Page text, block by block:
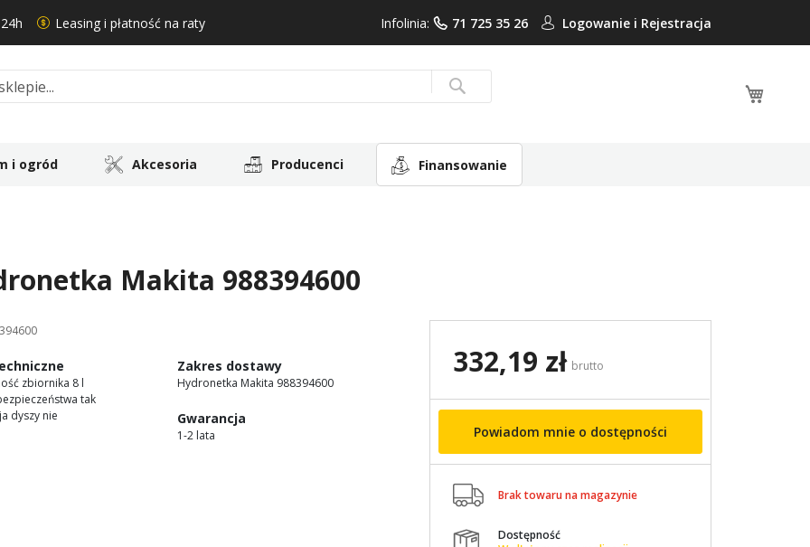
Leasing i płatność na raty Infolinia: 71 725 35 26 Logowanie i Rejestracja
Search
i ogród Akcesoria Producenci Finansowanie
Makita 988394600
zbiornika 8 l
tak
dyszy nie
Zakres dostawy
Hydronetka Makita 988394600
Gwarancja
1-2 lata
332,19 zł brutto
Powiadom mnie o dostępności
 Brak towaru na magazynie
Dostępność